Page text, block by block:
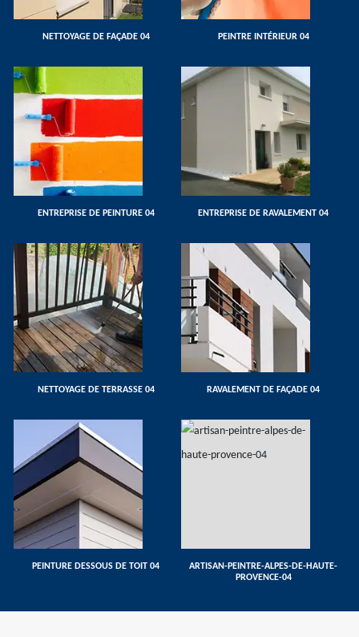
NETTOYAGE DE FAÇADE 04 PEINTRE INTÉRIEUR 04
ENTREPRISE DE PEINTURE 04 ENTREPRISE DE RAVALEMENT 04
NETTOYAGE DE TERRASSE 04 RAVALEMENT DE FAÇADE 04
PEINTURE DESSOUS DE TOIT 04
ARTISAN-PEINTRE-ALPES-DE-HAUTE-
PROVENCE-04